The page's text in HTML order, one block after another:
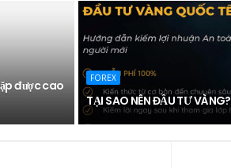
được cao
FOREX
TẠI SAO NÊN ĐẦU TƯ VÀNG?